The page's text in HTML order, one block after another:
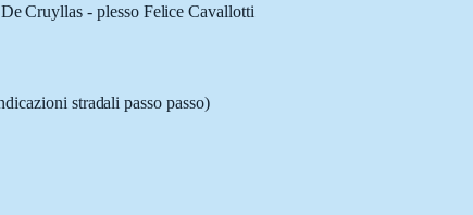
Cruyllas - plesso Felice Cavallotti
stradali passo passo)